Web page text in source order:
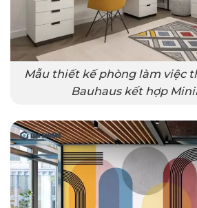
Mẫu thiết kế phòng làm việc
Bauhaus kết hợp